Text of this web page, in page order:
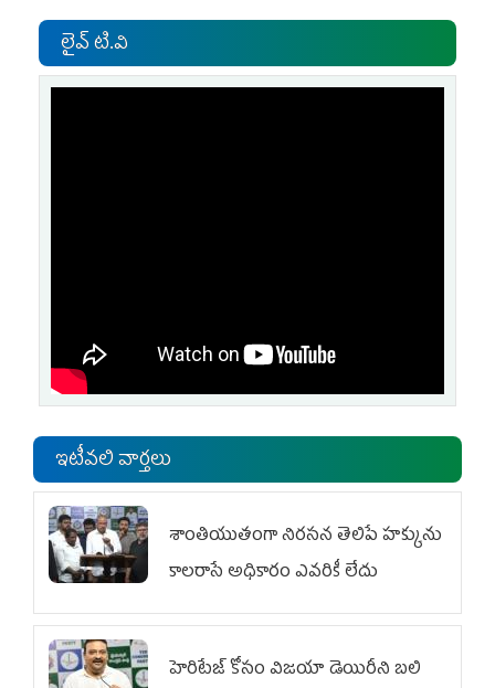
లైవ్ టి.వి
ఇటీవలి వార్తలు
శాంతియుతంగా నిరసన తెలిపే హక్కును
కాలరాసే అధికారం ఎవరికీ లేదు
హెరిటేజ్ కోసం విజయా డెయిరీని బలి